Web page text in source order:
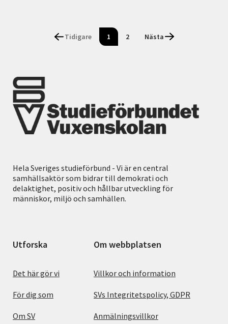
Tidigare 1 2 Nästa
Hela Sveriges studieförbund - Vi är en central
samhällsaktör som bidrar till demokrati och
delaktighet, positiv och hållbar utveckling för
människor, miljö och samhällen.
Utforska
Det här gör vi
För dig som
Om SV
Om webbplatsen
Villkor och information
SVs Integritetspolicy, GDPR
Anmälningsvillkor